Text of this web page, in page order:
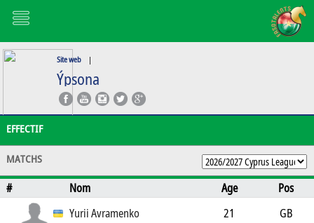
Site web |
Ýpsona
EFFECTIF
MATCHS
# Nom Age
Pos
Yurii Avramenko
21 GB